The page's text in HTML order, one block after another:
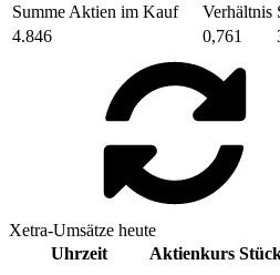
Summe Aktien im Kauf
Verhältnis
4.846
0,761
Xetra-Umsätze heute
Uhrzeit
Aktienkurs